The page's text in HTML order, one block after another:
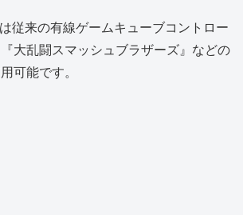
従来の有線ゲームキューブコントロー
大乱闘スマッシュブラザーズ』などの
可能です。